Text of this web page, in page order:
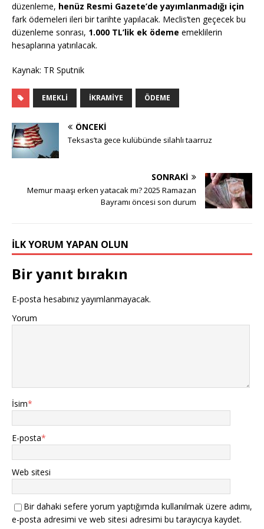
düzenleme, henüz Resmi Gazete’de yayımlanmadığı için
fark ödemeleri ileri bir tarihte yapılacak. Meclis’ten geçecek bu
düzenleme sonrası, 1.000 TL’lik ek ödeme emeklilerin
hesaplarına yatırılacak.
Kaynak: TR Sputnik
EMEKLI İKRAMIYE ÖDEME
ÖNCEKI
Teksas’ta gece kulübünde silahlı taarruz
SONRAKI
Memur maaşı erken yatacak mı? 2025 Ramazan
Bayramı öncesi son durum
İLK YORUM YAPAN OLUN
Bir yanıt bırakın
E-posta hesabınız yayımlanmayacak.
Yorum
İsim*
E-posta*
Web sitesi
Bir dahaki sefere yorum yaptığımda kullanılmak üzere adımı,
e-posta adresimi ve web sitesi adresimi bu tarayıcıya kaydet.